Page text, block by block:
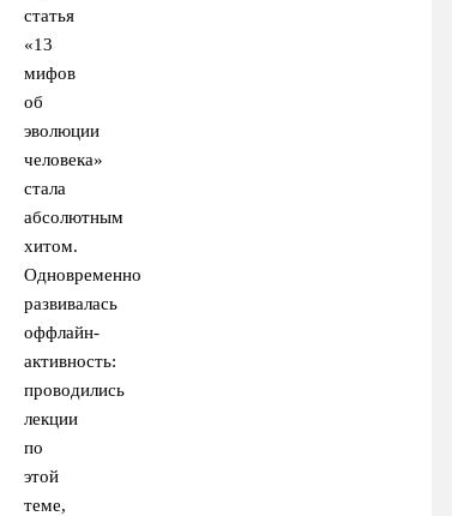
статья
«13
мифов
об
эволюции
человека»
стала
абсолютным
хитом.
Одновременно
развивалась
оффлайн-
активность:
проводились
лекции
по
этой
теме,